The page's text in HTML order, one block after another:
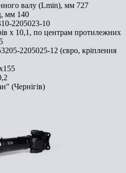
валу (Lmin), мм 727
мм 140
2205023-10
х 10,1, по центрам протилежних
2205025-12 (євро, кріплення
(Чернігів)